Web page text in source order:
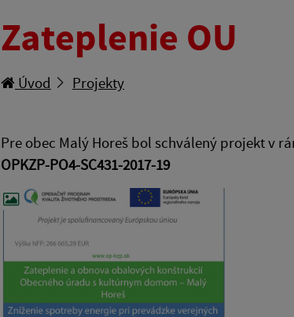
Zateplenie OU
Úvod Projekty
Pre obec Malý Horeš bol schválený projekt v
OPKZP-PO4-SC431-2017-19